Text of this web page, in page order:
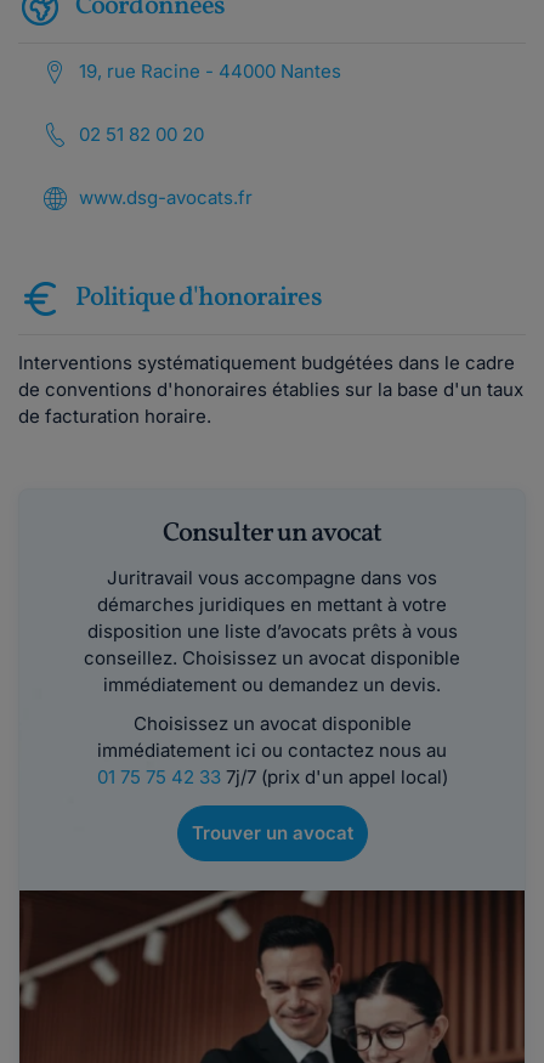
19, rue Racine - 44000 Nantes
02 51 82 00 20
www.dsg-avocats.fr
Politique d'honoraires
Interventions systématiquement budgétées dans le cadre
de conventions d'honoraires établies sur la base d'un taux
de facturation horaire.
Consulter un avocat
Juritravail vous accompagne dans vos
démarches juridiques en mettant à votre
disposition une liste d’avocats prêts à vous
conseillez. Choisissez un avocat disponible
immédiatement ou demandez un devis.
Choisissez un avocat disponible
immédiatement ici ou contactez nous au
01 75 75 42 337j/7 (prix d'un appel local)
Trouver un avocat